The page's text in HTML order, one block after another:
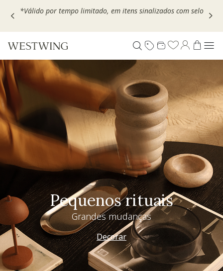
Escolha seu VOUCHER e ganhe até 30% OFF*: useMOVEL30,
Pequenos rituais
Grandes mudanças
Decorar